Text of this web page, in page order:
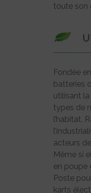
toute son
Fondée
batteries
utilisant
types de
l’habitat.
acteurs
Même si
en poupe
Poste
karts